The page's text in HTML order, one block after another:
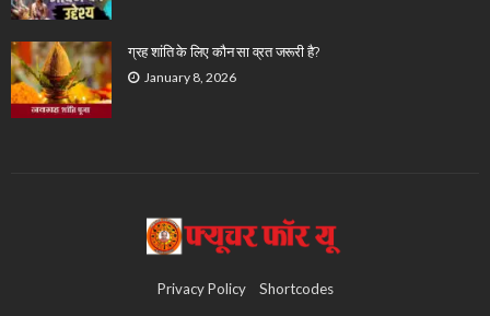
ग्रह शांति के लिए कौन सा व्रत जरूरी है?
January 8, 2026
Privacy Policy Shortcodes